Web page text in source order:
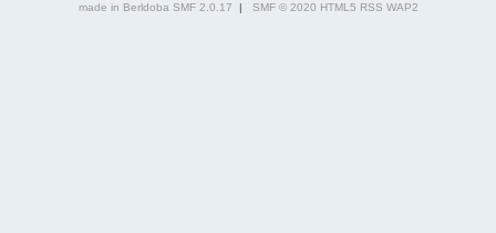
made in Berldoba SMF 2.0.17 | SMF © 2020 HTML5 RSS WAP2